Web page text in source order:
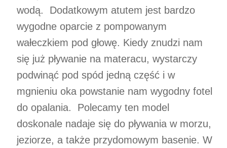
wodą. Dodatkowym atutem jest bardzo
wygodne oparcie z pompowanym
wałeczkiem pod głowę. Kiedy znudzi nam
się już pływanie na materacu, wystarczy
podwinąć pod spód jedną część i w
mgnieniu oka powstanie nam wygodny fotel
do opalania. Polecamy ten model
doskonale nadaje się do pływania w morzu,
jeziorze, a także przydomowym basenie. W